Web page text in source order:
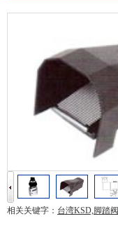
相关关键字： 台湾KSD,脚踏阀